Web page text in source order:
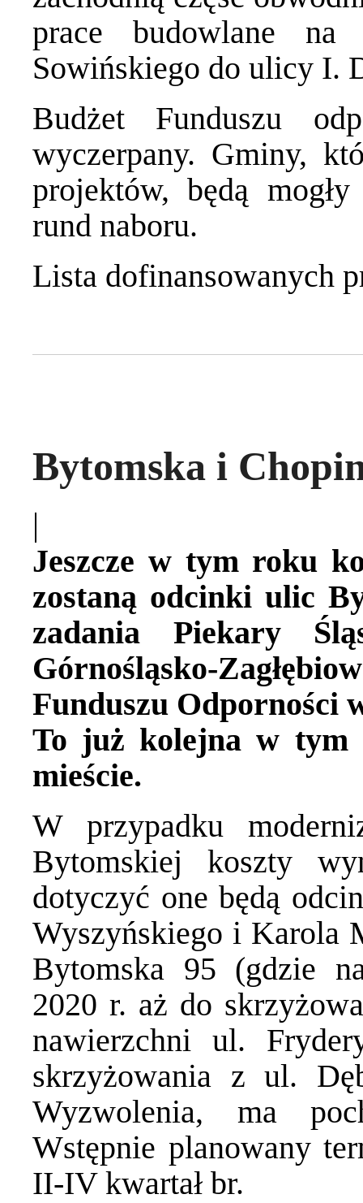
prace budowlane
Sowińskiego do ulicy I.
Budżet Funduszu
wyczerpany. Gminy,
projektów, będą
rund naboru.
Lista dofinansowanych
Bytomska i
|
Jeszcze w tym roku
zostaną odcinki ulic
zadania Piekary
Górnośląsko-
Funduszu Odporności
To już kolejna w tym
mieście.
W przypadku
Bytomskiej koszty
dotyczyć one będą
Wyszyńskiego i Karola
Bytomska 95 (gdzie
2020 r. aż do
nawierzchni ul.
skrzyżowania z ul.
Wyzwolenia, ma
Wstępnie planowany
II-IV kwartał br.